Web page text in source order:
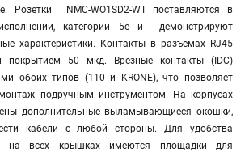
Розетки NMC-WO1SD2-WT поставляются в
категории 5е и демонстрируют
характеристики. Контакты в разъемах RJ45
50 мкд. Врезные контакты (IDC)
обоих типов (110 и KRONE), что позволяет
подручным инструментом. На корпусах
дополнительные выламывающиеся окошки,
кабели с любой стороны. Для удобства
на всех крышках имеются площадки для